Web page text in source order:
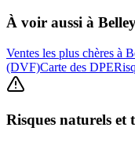
À voir aussi à
Ventes les plus chères à
(DVF)Carte des DPE
Risques naturels et